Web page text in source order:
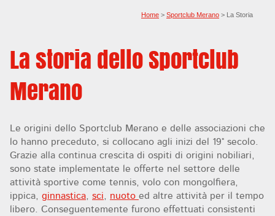
Home > Sportclub Merano > La Storia
La storia dello Sportclub
Merano
Le origini dello Sportclub Merano e delle associazioni che
lo hanno preceduto, si collocano agli inizi del 19° secolo.
Grazie alla continua crescita di ospiti di origini nobiliari,
sono state implementate le offerte nel settore delle
attività sportive come tennis, volo con mongolfiera,
ippica, ginnastica, sci, nuoto ed altre attività per il tempo
libero. Conseguentemente furono effettuati consistenti